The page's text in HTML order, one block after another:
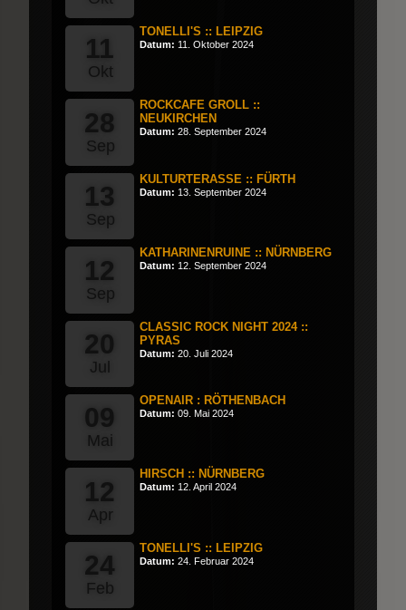
11
Okt
TONELLI'S :: LEIPZIG
Datum: 11. Oktober 2024
28
Sep
ROCKCAFE GROLL ::
NEUKIRCHEN
Datum: 28. September 2024
13
Sep
KULTURTERASSE :: FÜRTH
Datum: 13. September 2024
12
Sep
KATHARINENRUINE :: NÜRNBERG
Datum: 12. September 2024
20
Jul
CLASSIC ROCK NIGHT 2024 ::
PYRAS
Datum: 20. Juli 2024
09
Mai
OPENAIR : RÖTHENBACH
Datum: 09. Mai 2024
12
Apr
HIRSCH :: NÜRNBERG
Datum: 12. April 2024
24
Feb
TONELLI'S :: LEIPZIG
Datum: 24. Februar 2024